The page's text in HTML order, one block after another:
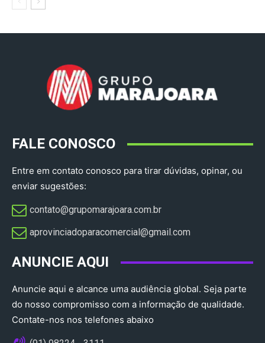
FALE CONOSCO
Entre em contato conosco para tirar dúvidas, opinar, ou
enviar sugestões:
contato@grupomarajoara.com.br
aprovinciadoparacomercial@gmail.com​
ANUNCIE AQUI
Anuncie aqui e alcance uma audiência global. Seja parte
do nosso compromisso com a informação de qualidade.
Contate-nos nos telefones abaixo